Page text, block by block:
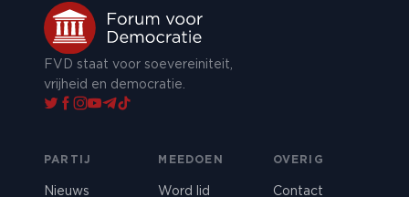
FVD staat voor soevereiniteit,
vrijheid en democratie.
PARTIJ
Nieuws
MEEDOEN
Word lid
OVERIG
Contact